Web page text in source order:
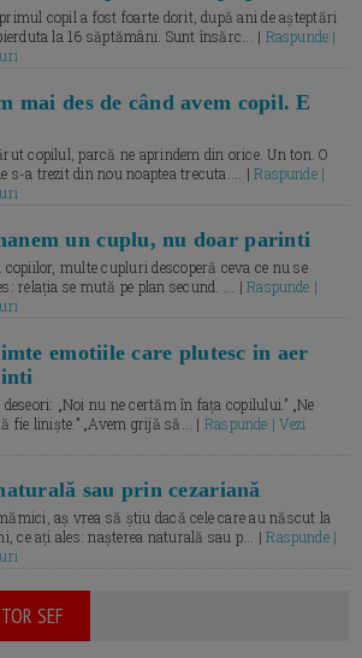
copil a fost foarte dorit, după ani de așteptări
la 16 săptămâni. Sunt însărc... | Raspunde |
mai des de când avem copil. E
copilul, parcă ne aprindem din orice. Un ton. O
s-a trezit din nou noaptea trecuta.... |Raspunde |
un cuplu, nu doar parinti
copiilor, multe cupluri descoperă ceva ce nu se
relația se mută pe plan secund. ... |Raspunde |
emotiile care plutesc in aer
„Noi nu ne certăm în fața copilului.” „Ne
fie liniște.” „Avem grijă să... | Raspunde | Vezi
sau prin cezariană
aș vrea să știu dacă cele care au născut la
ce ați ales: nașterea naturală sau p... |Raspunde |
SEF